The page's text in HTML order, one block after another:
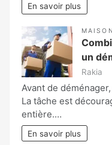
En savoir plus
MAISON
un
Rakia
Avant de
La tâche est
entière.…
En savoir plus